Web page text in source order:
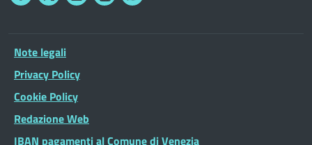
Note legali
Privacy Policy
Cookie Policy
Redazione Web
IBAN pagamenti al Comune di Venezia